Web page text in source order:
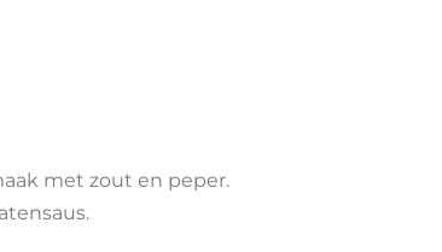
met zout en peper.